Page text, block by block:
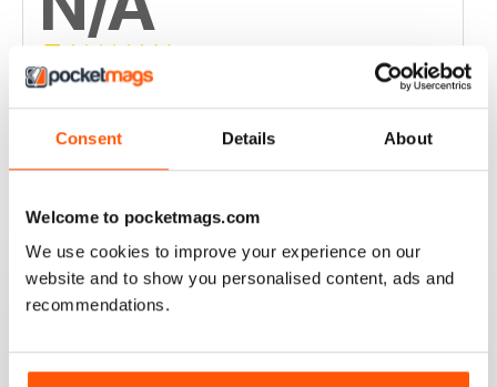
Consent Details About
Welcome to pocketmags.com
We use cookies to improve your experience on our
website and to show you personalised content, ads and
recommendations.
0
4 0
3
2
1 0
VISUALIZZA LE RECENSIONI